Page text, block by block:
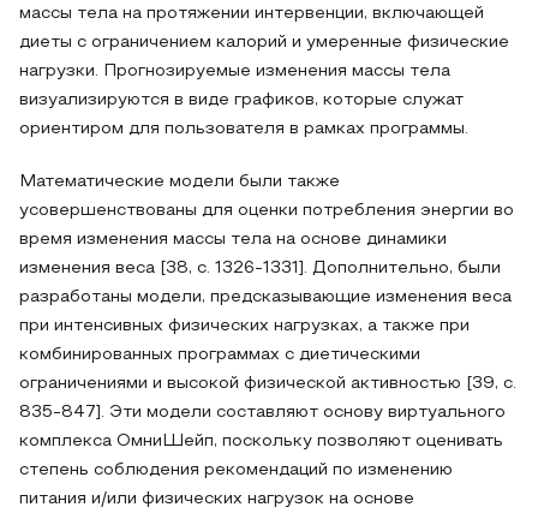
массы тела на протяжении интервенции, включающей
диеты с ограничением калорий и умеренные физические
нагрузки. Прогнозируемые изменения массы тела
визуализируются в виде графиков, которые служат
ориентиром для пользователя в рамках программы.
Математические модели были также
усовершенствованы для оценки потребления энергии во
время изменения массы тела на основе динамики
изменения веса [38, с. 1326-1331]. Дополнительно, были
разработаны модели, предсказывающие изменения веса
при интенсивных физических нагрузках, а также при
комбинированных программах с диетическими
ограничениями и высокой физической активностью [39, с.
835-847]. Эти модели составляют основу виртуального
комплекса ОмниШейп, поскольку позволяют оценивать
степень соблюдения рекомендаций по изменению
питания и/или физических нагрузок на основе